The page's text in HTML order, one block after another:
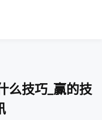
么技巧_赢的技